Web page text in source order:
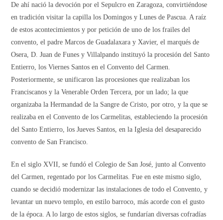
De ahí nació la devoción por el Sepulcro en Zaragoza, convirtiéndose
en tradición visitar la capilla los Domingos y Lunes de Pascua. A raíz
de estos acontecimientos y por petición de uno de los frailes del
convento, el padre Marcos de Guadalaxara y Xavier, el marqués de
Osera, D. Juan de Funes y Villalpando instituyó la procesión del Santo
Entierro, los Viernes Santos en el Convento del Carmen.
Posteriormente, se unificaron las procesiones que realizaban los
Franciscanos y la Venerable Orden Tercera, por un lado; la que
organizaba la Hermandad de la Sangre de Cristo, por otro, y la que se
realizaba en el Convento de los Carmelitas, estableciendo la procesión
del Santo Entierro, los Jueves Santos, en la Iglesia del desaparecido
convento de San Francisco.
En el siglo XVII, se fundó el Colegio de San José, junto al Convento
del Carmen, regentado por los Carmelitas. Fue en este mismo siglo,
cuando se decidió modernizar las instalaciones de todo el Convento, y
levantar un nuevo templo, en estilo barroco, más acorde con el gusto
de la época. A lo largo de estos siglos, se fundarían diversas cofradías